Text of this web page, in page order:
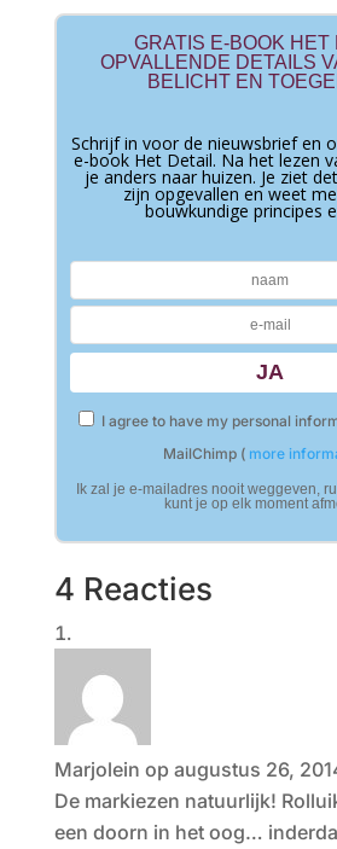
GRATIS E-BOOK HET
OPVALLENDE DETAILS
BELICHT EN
Schrijf in voor de nieuwsbrief en
e-book Het Detail. Na het lezen
je anders naar huizen. Je ziet
zijn opgevallen en weet
bouwkundige principes
I agree to have my personal
MailChimp ( more
Ik zal je e-mailadres nooit weggeven,
kunt je op elk moment
4 Reacties
Marjolein op augustus 26,
De markiezen natuurlijk!
een doorn in het oog…